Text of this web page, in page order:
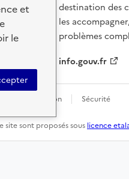
et
le
destination des
les
problèmes
info.gouv.fr
d'utilisation Sécurité
sont proposés sous licence